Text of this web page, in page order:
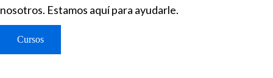
nosotros. Estamos aquí para ayudarle.
Cursos